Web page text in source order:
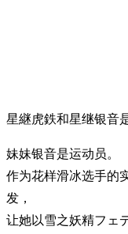
星継虎鉄和星继银音
妹妹银音是运动员。
作为花样滑冰选手的
发，
让她以雪之妖精フェ